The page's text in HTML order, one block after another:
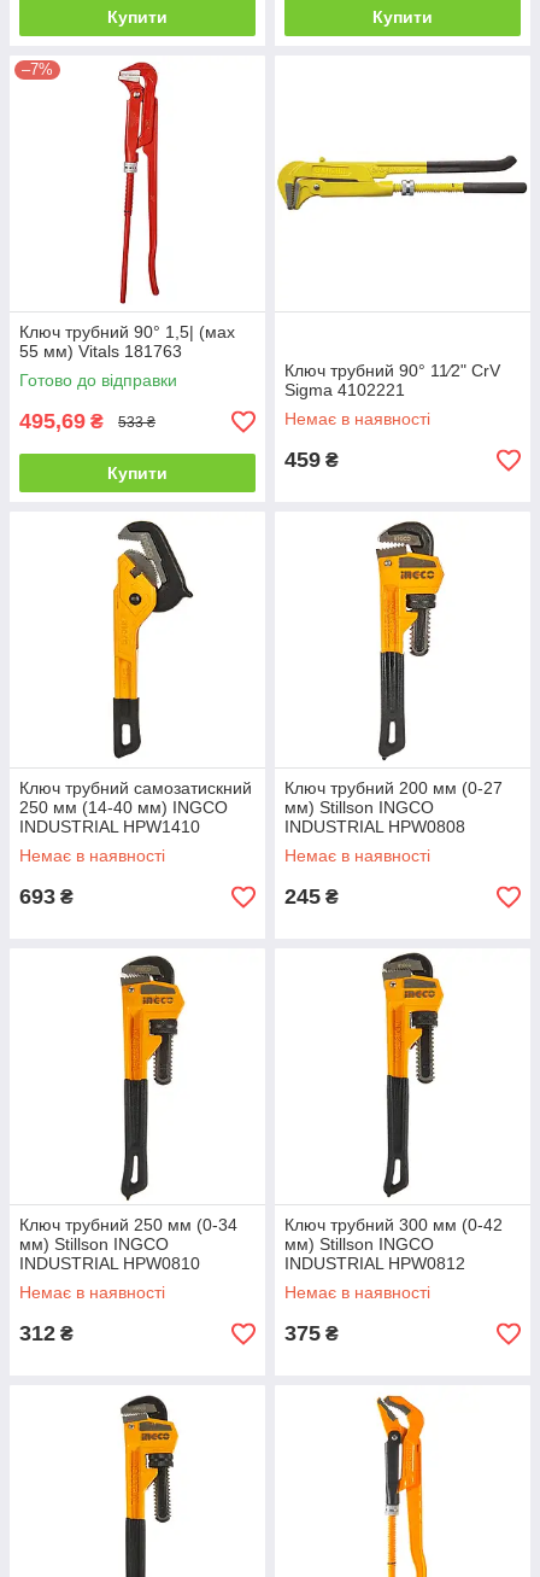
Купити Купити
–7%
Ключ трубний 90° 1,5| (мах
55 мм) Vitals 181763
Готово до відправки
495,69 ₴ 533 ₴
Купити
Ключ трубний 90° 11⁄2" CrV
Sigma 4102221
Немає в наявності
459 ₴
Ключ трубний самозатискний
250 мм (14-40 мм) INGCO
INDUSTRIAL HPW1410
Немає в наявності
693 ₴
Ключ трубний 200 мм (0-27
мм) Stillson INGCO
INDUSTRIAL HPW0808
Немає в наявності
245 ₴
Ключ трубний 250 мм (0-34
мм) Stillson INGCO
INDUSTRIAL HPW0810
Немає в наявності
312 ₴
Ключ трубний 300 мм (0-42
мм) Stillson INGCO
INDUSTRIAL HPW0812
Немає в наявності
375 ₴